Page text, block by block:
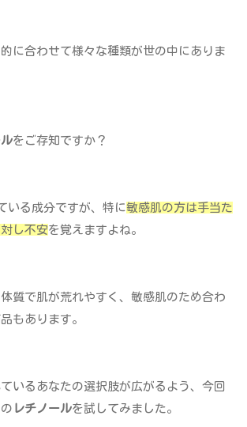
に合わせて様々な種類が世の中にありま
をご存知ですか？
いる成分ですが、特に敏感肌の方は手当た
し不安を覚えますよね。
質で肌が荒れやすく、敏感肌のため合わ
もあります。
いるあなたの選択肢が広がるよう、今回
レチノールを試してみました。